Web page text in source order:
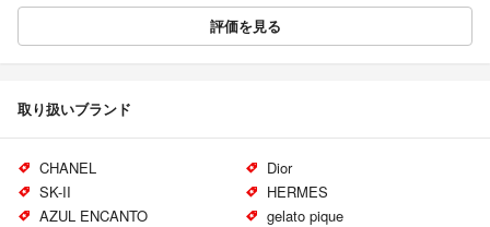
評価を見る
取り扱いブランド
CHANEL
Dior
SK-II
HERMES
AZUL ENCANTO
gelato pique